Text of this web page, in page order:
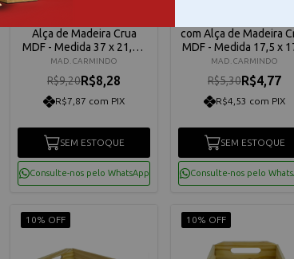
Alça de Madeira Crua
MDF - Medida 37 x 21,5 x
1 cm
MAD. CARMINDO
R$9,20R$8,28
R$7,87 com PIX
SEM ESTOQUE
Consulte-nos pelo WhatsApp
com Alça de Madeira
MDF - Medida 17,5 x
x 2 cm
MAD. CARMINDO
R$5,30R$4,77
R$4,53 com PIX
SEM ESTOQUE
Consulte-nos pelo
10% OFF 10% OFF